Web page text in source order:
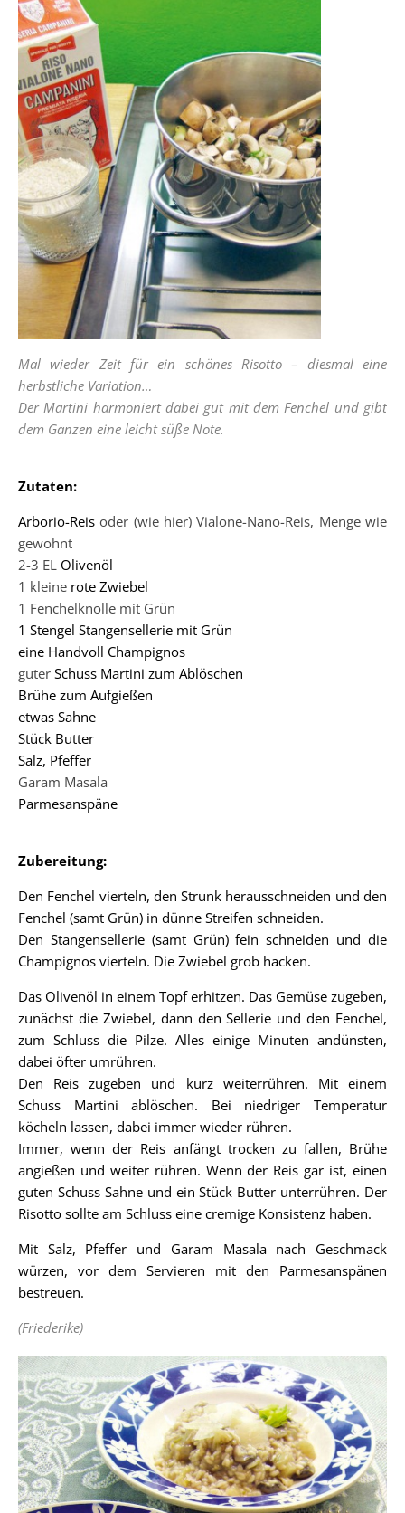
Mal wieder Zeit für ein schönes Risotto – diesmal eine
herbstliche Variation…
Der Martini harmoniert dabei gut mit dem Fenchel und gibt
dem Ganzen eine leicht süße Note.
Zutaten:
Arborio-Reis oder (wie hier) Vialone-Nano-Reis, Menge wie
gewohnt
2-3 EL Olivenöl
1 kleine rote Zwiebel
1 Fenchelknolle mit Grün
1 Stengel Stangensellerie mit Grün
eine Handvoll Champignos
guter Schuss Martini zum Ablöschen
Brühe zum Aufgießen
etwas Sahne
Stück Butter
Salz, Pfeffer
Garam Masala
Parmesanspäne
Zubereitung:
Den Fenchel vierteln, den Strunk herausschneiden und den
Fenchel (samt Grün) in dünne Streifen schneiden.
Den Stangensellerie (samt Grün) fein schneiden und die
Champignos vierteln. Die Zwiebel grob hacken.
Das Olivenöl in einem Topf erhitzen. Das Gemüse zugeben,
zunächst die Zwiebel, dann den Sellerie und den Fenchel,
zum Schluss die Pilze. Alles einige Minuten andünsten,
dabei öfter umrühren.
Den Reis zugeben und kurz weiterrühren. Mit einem
Schuss Martini ablöschen. Bei niedriger Temperatur
köcheln lassen, dabei immer wieder rühren.
Immer, wenn der Reis anfängt trocken zu fallen, Brühe
angießen und weiter rühren. Wenn der Reis gar ist, einen
guten Schuss Sahne und ein Stück Butter unterrühren. Der
Risotto sollte am Schluss eine cremige Konsistenz haben.
Mit Salz, Pfeffer und Garam Masala nach Geschmack
würzen, vor dem Servieren mit den Parmesanspänen
bestreuen.
(Friederike)